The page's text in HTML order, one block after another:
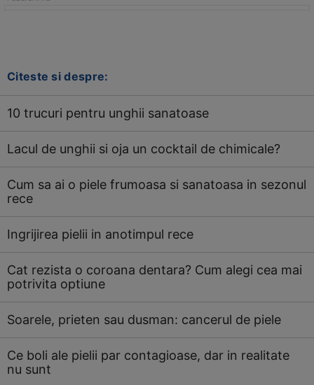
Citeste si despre:
10 trucuri pentru unghii sanatoase
Lacul de unghii si oja un cocktail de chimicale?
Cum sa ai o piele frumoasa si sanatoasa in sezonul
rece
Ingrijirea pielii in anotimpul rece
Cat rezista o coroana dentara? Cum alegi cea mai
potrivita optiune
Soarele, prieten sau dusman: cancerul de piele
Ce boli ale pielii par contagioase, dar in realitate
nu sunt